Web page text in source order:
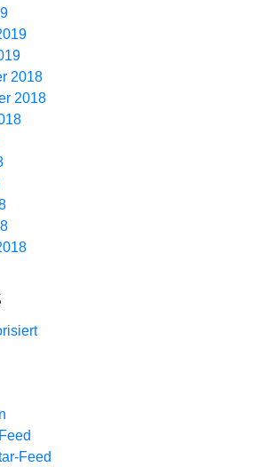
2018
2018
Feed